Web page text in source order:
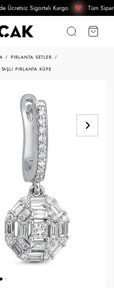
Ücretsiz Sigortalı Kargo Tüm
PIRLANTA SETLER
PIRLANTA KÜPE